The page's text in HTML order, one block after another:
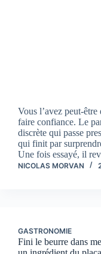
Vous l’avez peut-
faire confiance. Le
discrète qui passe
qui finit par
Une fois essayé, il
NICOLAS MORVAN
GASTRONOMIE
Fini le beurre dans